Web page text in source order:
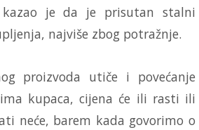
kazao je da je prisutan stalni
najviše zbog potražnje.
proizvoda utiče i povećanje
kupaca, cijena će ili rasti ili
neće, barem kada govorimo o